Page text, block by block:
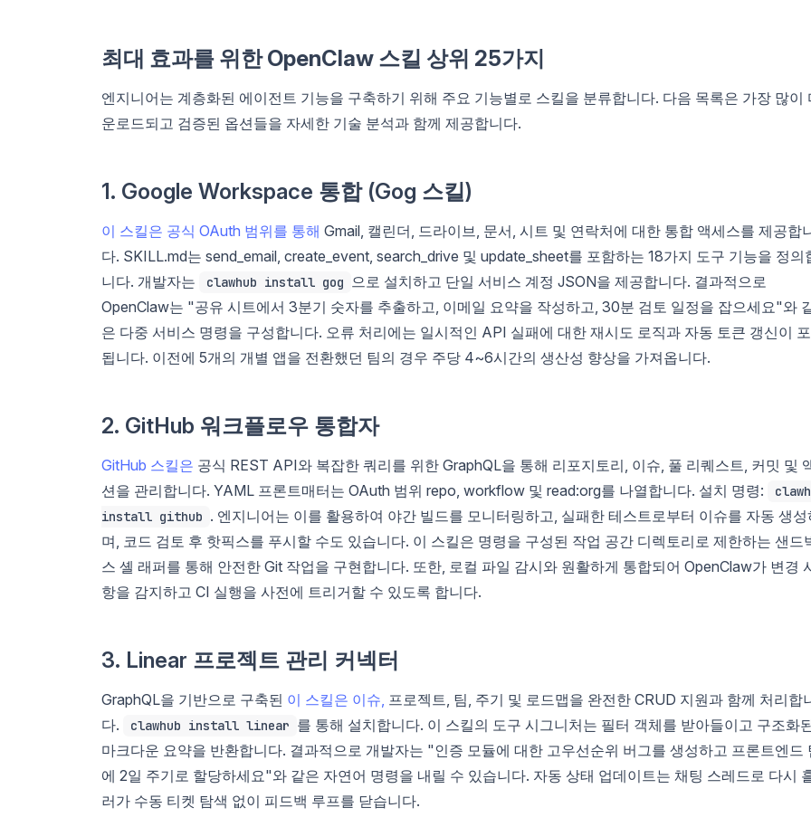
최대 효과를 위한 OpenClaw 스킬 상위 25가지
엔지니어는 계층화된 에이전트 기능을 구축하기 위해 주요 기능별로 스킬을 분류합니다. 다음 목록은 가장 많이
운로드되고 검증된 옵션들을 자세한 기술 분석과 함께 제공합니다.
1. Google Workspace 통합 (Gog 스킬)
이 스킬은 공식 OAuth 범위를 통해 Gmail, 캘린더, 드라이브, 문서, 시트 및 연락처에 대한 통합 액세스를 제공합
다. SKILL.md는 send_email, create_event, search_drive 및 update_sheet를 포함하는 18가지 도구 기능을 정의
니다. 개발자는
clawhub install gog
으로 설치하고 단일 서비스 계정 JSON을 제공합니다. 결과적으로
OpenClaw는 "공유 시트에서 3분기 숫자를 추출하고, 이메일 요약을 작성하고, 30분 검토 일정을 잡으세요"와
은 다중 서비스 명령을 구성합니다. 오류 처리에는 일시적인 API 실패에 대한 재시도 로직과 자동 토큰 갱신이
됩니다. 이전에 5개의 개별 앱을 전환했던 팀의 경우 주당 4~6시간의 생산성 향상을 가져옵니다.
2. GitHub 워크플로우 통합자
GitHub 스킬은 공식 REST API와 복잡한 쿼리를 위한 GraphQL을 통해 리포지토리, 이슈, 풀 리퀘스트, 커밋 및
션을 관리합니다. YAML 프론트매터는 OAuth 범위 repo, workflow 및 read:org를 나열합니다. 설치 명령:
install github . 엔지니어는 이를 활용하여 야간 빌드를 모니터링하고, 실패한 테스트로부터 이슈를 자동 생성
며, 코드 검토 후 핫픽스를 푸시할 수도 있습니다. 이 스킬은 명령을 구성된 작업 공간 디렉토리로 제한하는 샌드
스 셸 래퍼를 통해 안전한 Git 작업을 구현합니다. 또한, 로컬 파일 감시와 원활하게 통합되어 OpenClaw가 변경
항을 감지하고 CI 실행을 사전에 트리거할 수 있도록 합니다.
3. Linear 프로젝트 관리 커넥터
GraphQL을 기반으로 구축된 이 스킬은 이슈, 프로젝트, 팀, 주기 및 로드맵을 완전한 CRUD 지원과 함께 처리합
다.
clawhub install linear 를 통해 설치합니다. 이 스킬의 도구 시그니처는 필터 객체를 받아들이고 구조화
마크다운 요약을 반환합니다. 결과적으로 개발자는 "인증 모듈에 대한 고우선순위 버그를 생성하고 프론트엔드
에 2일 주기로 할당하세요"와 같은 자연어 명령을 내릴 수 있습니다. 자동 상태 업데이트는 채팅 스레드로 다시
러가 수동 티켓 탐색 없이 피드백 루프를 닫습니다.